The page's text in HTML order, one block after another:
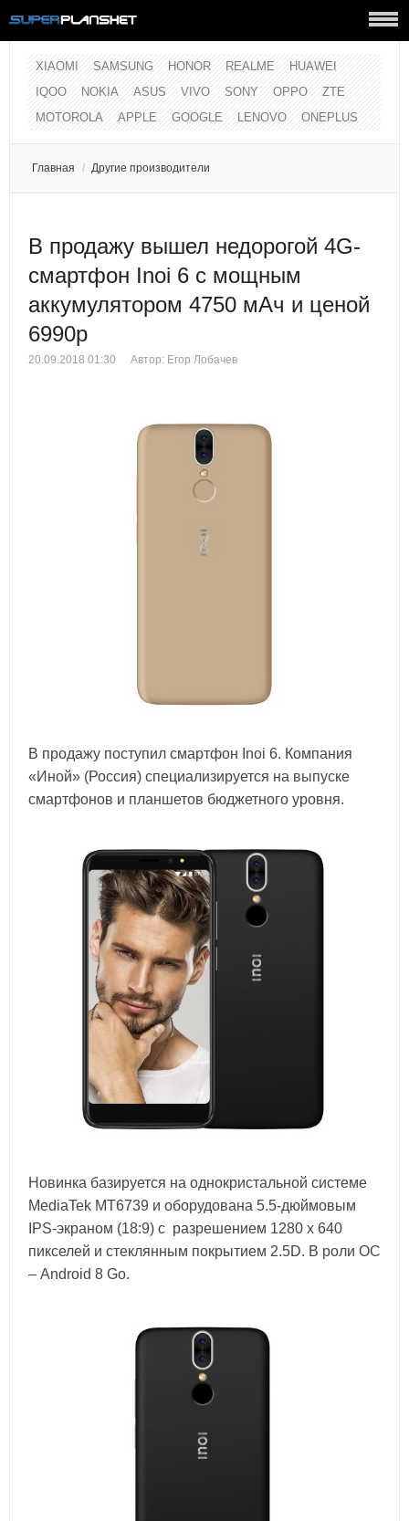
XIAOMI SAMSUNG HONOR REALME
HUAWEI
IQOO
NOKIA ASUS VIVO SONY OPPO
ZTE
MOTOROLA
APPLE GOOGLE LENOVO ONEPLUS
Главная / Другие производители
В продажу вышел недорогой 4G-
смартфон Inoi 6 с мощным
аккумулятором 4750 мАч и ценой
6990р
20.09.2018 01:30 Автор: Егор Лобачев
В продажу поступил смартфон Inoi 6. Компания
«Иной» (Россия) специализируется на выпуске
смартфонов и планшетов бюджетного уровня.
Новинка базируется на однокристальной системе
MediaTek MT6739 и оборудована 5.5-дюймовым
IPS-экраном (18:9) с разрешением 1280 x 640
пикселей и стеклянным покрытием 2.5D. В роли ОС
– Android 8 Go.